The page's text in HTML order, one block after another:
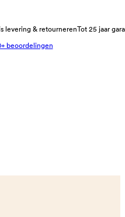
levering & retournerenTot 25 jaar
beoordelingen